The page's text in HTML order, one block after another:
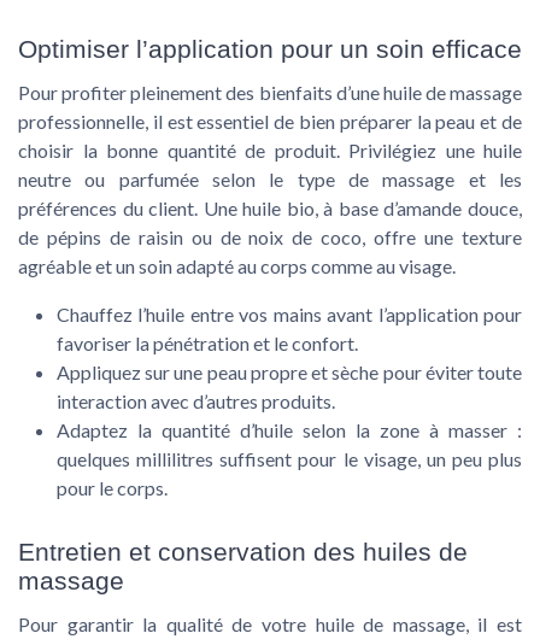
Optimiser l’application pour un soin efficace
Pour profiter pleinement des bienfaits d’une huile de massage
professionnelle, il est essentiel de bien préparer la peau et de
choisir la bonne quantité de produit. Privilégiez une huile
neutre ou parfumée selon le type de massage et les
préférences du client. Une huile bio, à base d’amande douce,
de pépins de raisin ou de noix de coco, offre une texture
agréable et un soin adapté au corps comme au visage.
Chauffez l’huile entre vos mains avant l’application pour
favoriser la pénétration et le confort.
Appliquez sur une peau propre et sèche pour éviter toute
interaction avec d’autres produits.
Adaptez la quantité d’huile selon la zone à masser :
quelques millilitres suffisent pour le visage, un peu plus
pour le corps.
Entretien et conservation des huiles de
massage
Pour garantir la qualité de votre huile de massage, il est